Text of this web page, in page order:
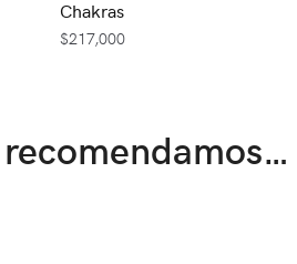
Chakras
$217,000